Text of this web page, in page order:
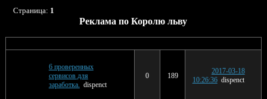
Реклама по Королю льву
Страница: 1
6 проверенных
сервисов для
заработка. dispenct
0 189
2017-03-18
10:26:36 dispenct